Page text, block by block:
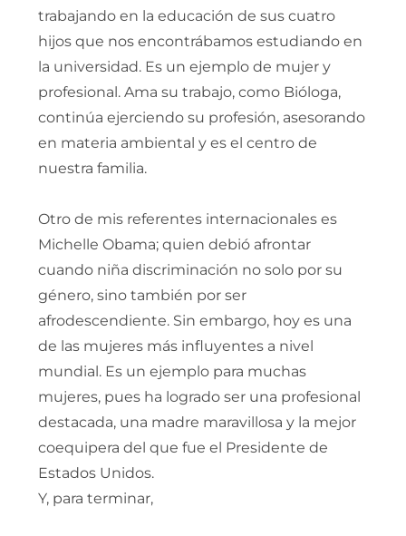
trabajando en la educación de sus cuatro
hijos que nos encontrábamos estudiando en
la universidad. Es un ejemplo de mujer y
profesional. Ama su trabajo, como Bióloga,
continúa ejerciendo su profesión, asesorando
en materia ambiental y es el centro de
nuestra familia.
Otro de mis referentes internacionales es
Michelle Obama; quien debió afrontar
cuando niña discriminación no solo por su
género, sino también por ser
afrodescendiente. Sin embargo, hoy es una
de las mujeres más influyentes a nivel
mundial. Es un ejemplo para muchas
mujeres, pues ha logrado ser una profesional
destacada, una madre maravillosa y la mejor
coequipera del que fue el Presidente de
Estados Unidos.
Y, para terminar,